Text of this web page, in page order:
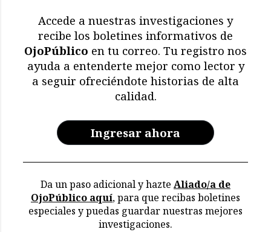
Accede a nuestras investigaciones y
recibe los boletines informativos de
OjoPúblico en tu correo. Tu registro nos
ayuda a entenderte mejor como lector y
a seguir ofreciéndote historias de alta
calidad.
Ingresar ahora
Da un paso adicional y hazte Aliado/a de
OjoPúblico aquí, para que recibas boletines
especiales y puedas guardar nuestras mejores
investigaciones.